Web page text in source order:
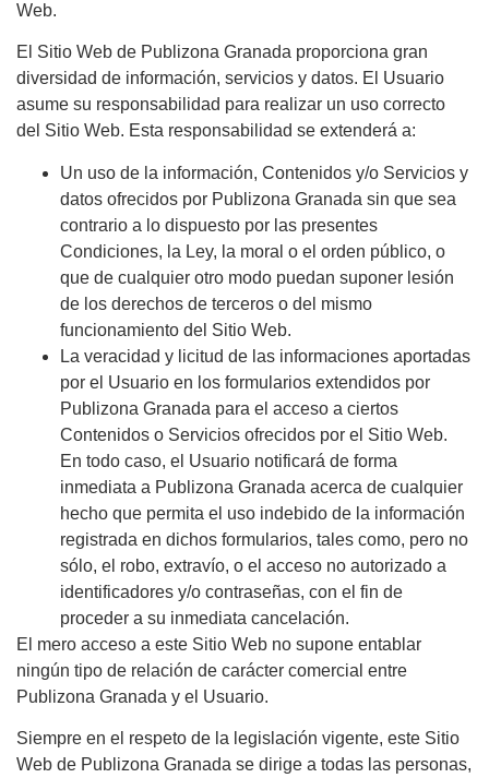
Web.
El Sitio Web de Publizona Granada proporciona gran
diversidad de información, servicios y datos. El Usuario
asume su responsabilidad para realizar un uso correcto
del Sitio Web. Esta responsabilidad se extenderá a:
Un uso de la información, Contenidos y/o Servicios y
datos ofrecidos por Publizona Granada sin que sea
contrario a lo dispuesto por las presentes
Condiciones, la Ley, la moral o el orden público, o
que de cualquier otro modo puedan suponer lesión
de los derechos de terceros o del mismo
funcionamiento del Sitio Web.
La veracidad y licitud de las informaciones aportadas
por el Usuario en los formularios extendidos por
Publizona Granada para el acceso a ciertos
Contenidos o Servicios ofrecidos por el Sitio Web.
En todo caso, el Usuario notificará de forma
inmediata a Publizona Granada acerca de cualquier
hecho que permita el uso indebido de la información
registrada en dichos formularios, tales como, pero no
sólo, el robo, extravío, o el acceso no autorizado a
identificadores y/o contraseñas, con el fin de
proceder a su inmediata cancelación.
El mero acceso a este Sitio Web no supone entablar
ningún tipo de relación de carácter comercial entre
Publizona Granada y el Usuario.
Siempre en el respeto de la legislación vigente, este Sitio
Web de Publizona Granada se dirige a todas las personas,